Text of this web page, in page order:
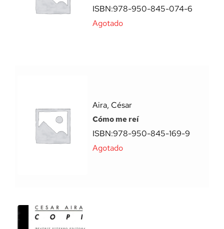
ISBN:978-950-845-074-6
Agotado
Aira, César
Cómo me reí
ISBN:978-950-845-169-9
Agotado